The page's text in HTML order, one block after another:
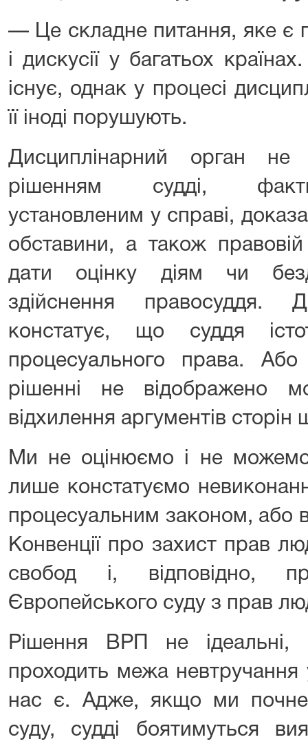
— Це складне питання, яке є
і дискусії у багатьох
існує, однак у процесі
її іноді порушують.
Дисциплінарний орган
рішенням судді,
установленим у справі,
обставини, а також
дати оцінку діям чи
здійснення правосуддя.
констатує, що суддя
процесуального права.
рішенні не відображено
відхилення аргументів сторін
Ми не оцінюємо і не
лише констатуємо
процесуальним законом, або
Конвенції про захист прав
свобод і, відповідно,
Європейського суду з прав
Рішення ВРП не ідеальні,
проходить межа невтручання
нас є. Адже, якщо ми
суду, судді боятимуться